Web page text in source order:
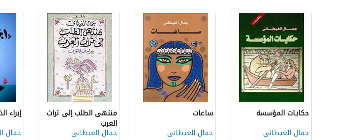
حكايات المؤسسة
جمال الغيطانى
ساعات
جمال الغيطانى
منتهى الطلب إلى تراث
العرب
جمال الغيطانى
إبراء
جمال